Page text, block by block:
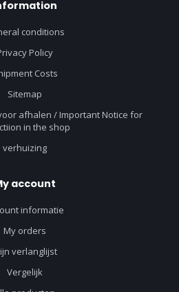
conditions
Policy
Costs
Sitemap
afhalen / Important Notice for
in the shop
verhuizing
account
informatie
My orders
verlanglijst
Vergelijk